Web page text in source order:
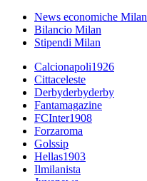
News economiche Milan
Bilancio Milan
Stipendi Milan
Calcionapoli1926
Cittaceleste
Derbyderbyderby
Fantamagazine
FCInter1908
Forzaroma
Golssip
Hellas1903
Ilmilanista